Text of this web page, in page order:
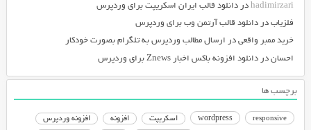
hadimirzariدر دانلود قالب ایران اسکریپت برای وردپرس
فلزیابدر دانلود قالب آرتمن وب برای وردپرس
خرید ممبر واقعیدر ارسال مطالب وردپرس به تلگرام بصورت خودکار
احساندر دانلود افزونه باکس اخبار Znews برای وردپرس
برچسب ها
responsive
wordpress اسکریپت افزونه افزونه وردپرس